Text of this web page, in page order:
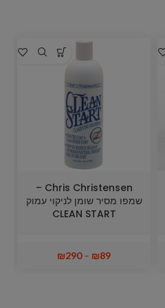
Chris Christensen –
שמפו מסיר שומן לניקוי עמוק
CLEAN START
₪89
–
₪290